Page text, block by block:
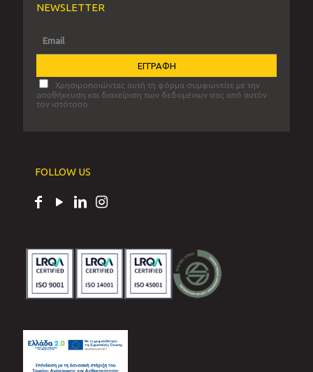
NEWSLETTER
Χρησιμοποιώντας αυτή τη φόρμα συμφωνείτε με την
αποθήκευση και διαχείριση των δεδομένων σας από αυτόν
τον ιστότοπο.
FOLLOW US